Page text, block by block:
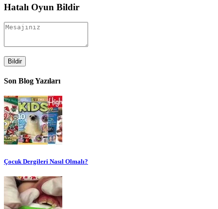
Hatalı Oyun Bildir
Bildir
Son Blog Yazıları
Çocuk Dergileri Nasıl Olmalı?